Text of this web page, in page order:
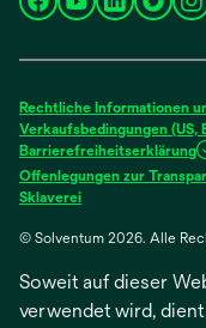
wird
neuen
Registerkarte
geöffnet
wird
neuen
Registerkarte
geöffnet
wird
neuen
geöffnet
wird
neuen
Rechtliche Informationen
Verkaufsbedingungen (US,
Barrierefreiheitserklärung
Offenlegungen zur
Sklavereiwird
einer
Registerkarte
geöffnet
© Solventum 2026. Alle
Soweit auf dieser
verwendet wird,